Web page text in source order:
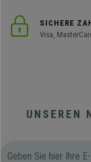
SICHERE
Visa,
UNSEREN